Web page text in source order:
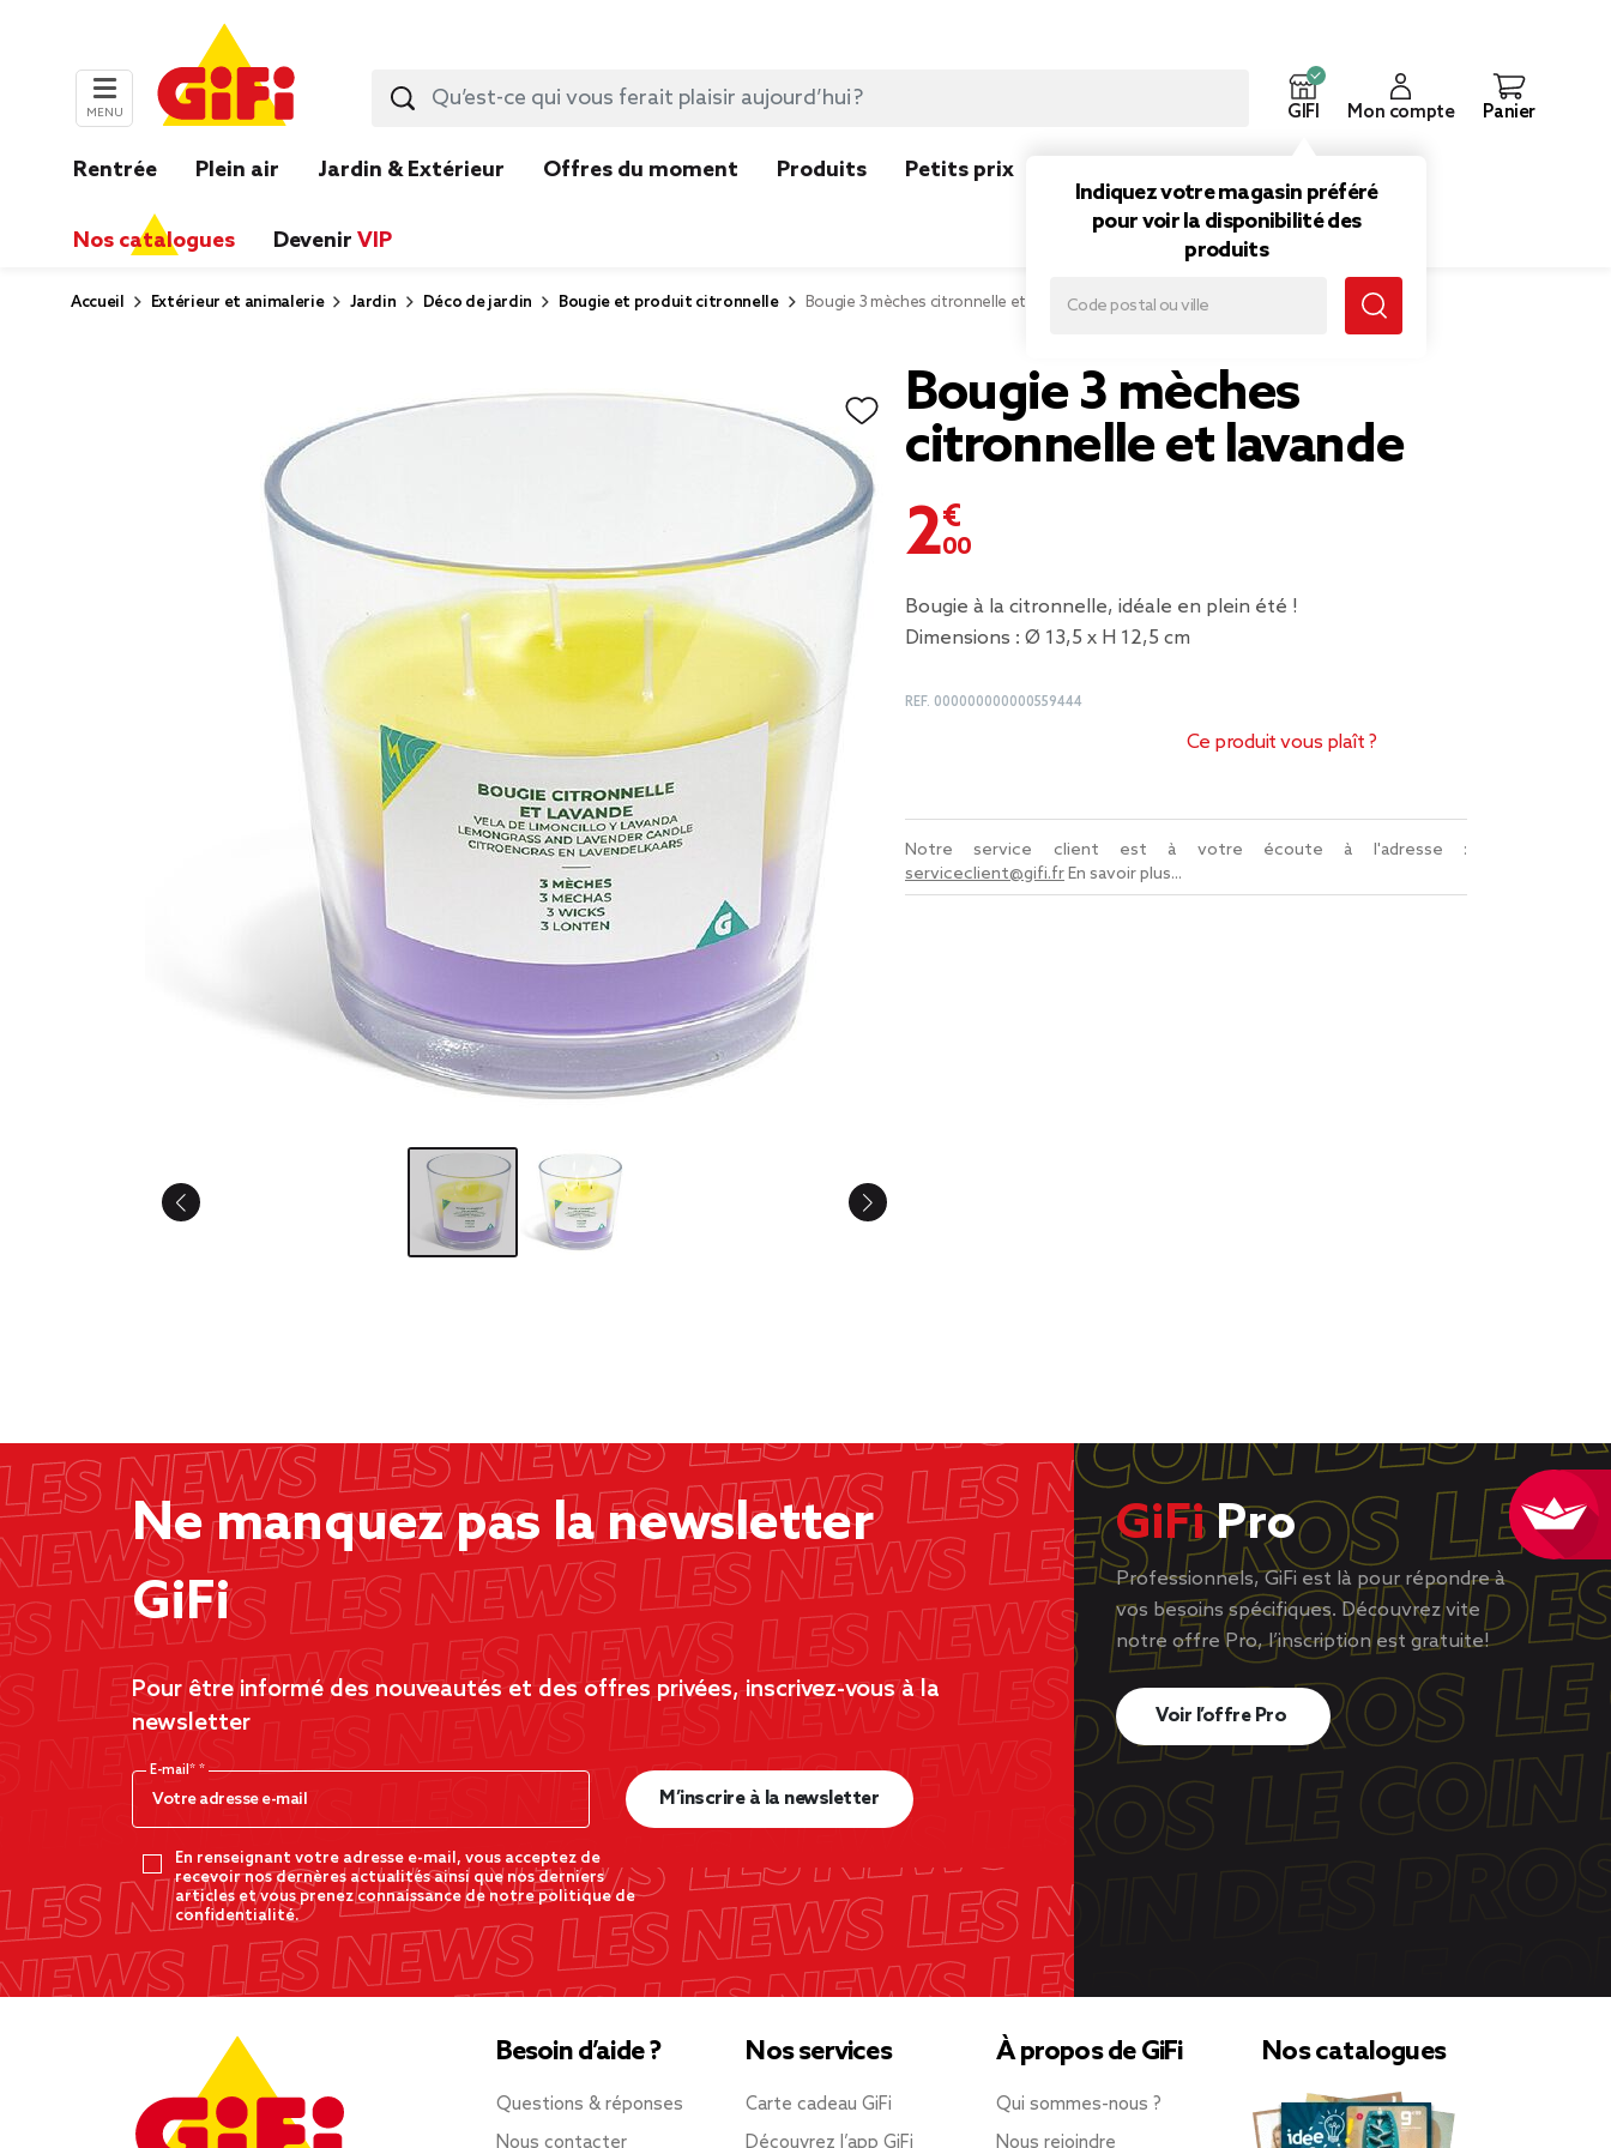
MENU GIFI
Indiquez votre magasin préféré
pour voir la disponibilité des
produits
Mon compte Panier
Rentrée Plein air Jardin & Extérieur Offres du moment Produits Petits prix
Nos catalogues Devenir VIP
Accueil Extérieur et animalerie Jardin Déco de jardin Bougie et produit citronnelle Bougie 3 mèches citronnelle et lavande
Bougie 3 mèches
citronnelle et lavande
2,00 €
Bougie à la citronnelle, idéale en plein été !
Dimensions : Ø 13,5 x H 12,5 cm
REF. 000000000000559444
Ce produit vous plaît ?
Notre service client est à votre écoute à l'adresse :
serviceclient@gifi.frEn savoir plus...
Ne manquez pas la newsletter
GiFi
Pour être informé des nouveautés et des offres privées, inscrivez-vous à la
newsletter
E-mail*
En renseignant votre adresse e-mail, vous acceptez de
recevoir nos dernères actualités ainsi que nos derniers
articles et vous prenez connaissance de notre politique de
confidentialité.
M’inscrire à la newsletter
GiFiPro
Professionnels, GiFi est là pour répondre à
vos besoins spécifiques. Découvrez vite
notre offre Pro, l’inscription est gratuite!
Voir l’offre Pro
Besoin d’aide ?
Questions & réponses
Nous contacter
Nos services
Carte cadeau GiFi
Découvrez l’app GiFi
À propos de GiFi
Qui sommes-nous ?
Nous rejoindre
Nos catalogues